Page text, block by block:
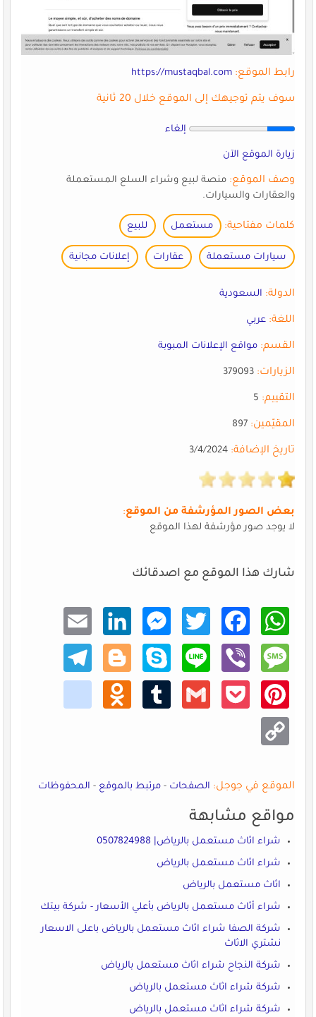
رابط الموقع: https://mustaqbal.com
سوف يتم توجيهك إلى الموقع خلال 20 ثانية
إلغاء
زيارة الموقع الآن
وصف الموقع:منصة لبيع وشراء السلع المستعملة
والعقارات والسيارات.
كلمات مفتاحية: مستعمل للبيع
سيارات مستعملة عقارات إعلانات مجانية
الدولة: السعودية
اللغة: عربي
القسم: مواقع الإعلانات المبوبة
الزيارات:379093
التقييم:5
المقيّمين:897
تاريخ الإضافة:3/4/2024
بعض الصور المؤرشفة من الموقع:
لا يوجد صور مؤرشفة لهذا الموقع
شارك هذا الموقع مع اصدقائك
What
sApp
Faceb
ook
Twitt
er
Mess
enger
Linke
dIn
Email
Mess
age
Viber
Line
Skype
Blogg
er
Teleg
ram
Pinte
rest
Pocke
Gmail
Tumb
Odno
klass
niki
Copy
Link
الموقع في جوجل: الصفحات-مرتبط بالموقع-المحفوظات
مواقع مشابهة
شراء اثاث مستعمل بالرياض| 0507824988
شراء اثاث مستعمل بالرياض
اثاث مستعمل بالرياض
شراء أثاث مستعمل بالرياض بأعلي الأسعار - شركة بيتك
شركة الصفا شراء اثاث مستعمل بالرياض باعلى الاسعار
نشتري الاثاث
شركة النجاح شراء اثاث مستعمل بالرياض
شركة شراء اثاث مستعمل بالرياض
شركة شراء اثاث مستعمل بالرياض